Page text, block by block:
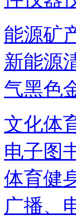
能源矿
新能源
气黑色
文化体
电子图
体育健
广播、